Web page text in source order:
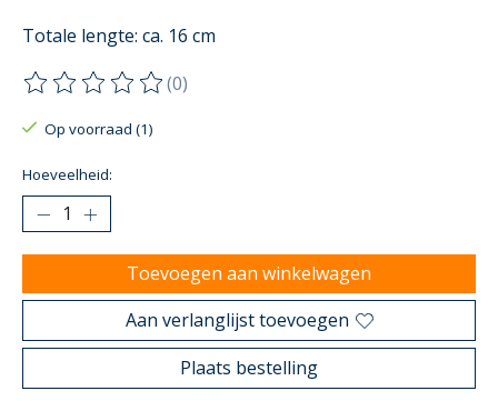
Totale lengte: ca. 16 cm
De beoordeling van dit product is
(0)
Op voorraad (1)
Hoeveelheid:
Toevoegen aan winkelwagen
Aan verlanglijst toevoegen
Plaats bestelling